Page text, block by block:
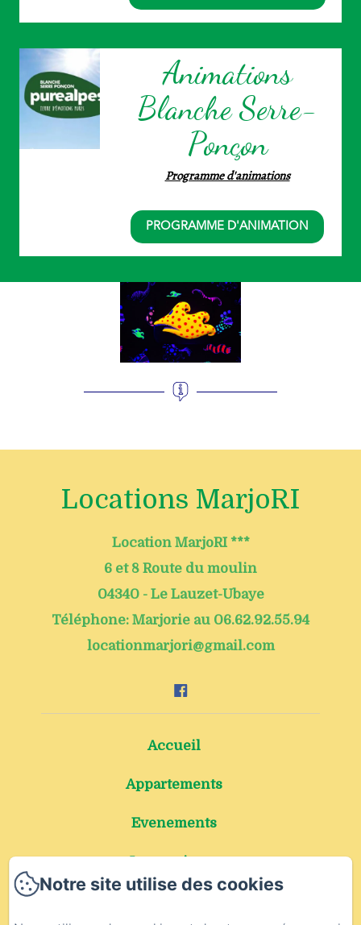
Animations
Blanche Serre-
Ponçon
Programme d'animations
PROGRAMME D'ANIMATION
Locations MarjoRI
Location MarjoRI ***
6 et 8 Route du moulin
04340 - Le Lauzet-Ubaye
Téléphone: Marjorie au 06.62.92.55.94
locationmarjori@gmail.com
Accueil
Appartements
Evenements
Les environs
Notre site utilise des cookies